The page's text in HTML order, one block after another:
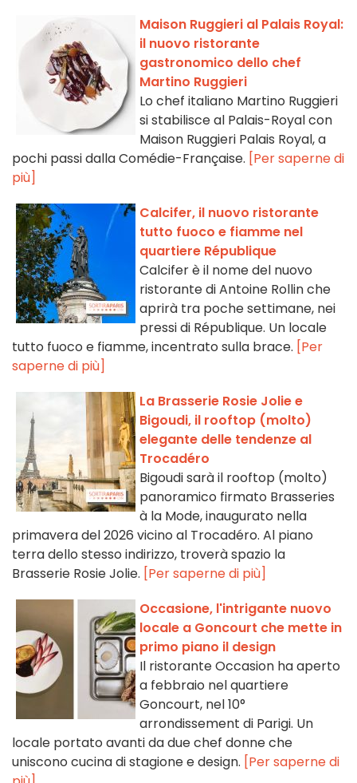
Maison Ruggieri al Palais Royal:
il nuovo ristorante
gastronomico dello chef
Martino Ruggieri
Lo chef italiano Martino Ruggieri
si stabilisce al Palais-Royal con
Maison Ruggieri Palais Royal, a
pochi passi dalla Comédie-Française. [Per saperne di
più]
Calcifer, il nuovo ristorante
tutto fuoco e fiamme nel
quartiere République
Calcifer è il nome del nuovo
ristorante di Antoine Rollin che
aprirà tra poche settimane, nei
pressi di République. Un locale
tutto fuoco e fiamme, incentrato sulla brace. [Per
saperne di più]
La Brasserie Rosie Jolie e
Bigoudi, il rooftop (molto)
elegante delle tendenze al
Trocadéro
Bigoudi sarà il rooftop (molto)
panoramico firmato Brasseries
à la Mode, inaugurato nella
primavera del 2026 vicino al Trocadéro. Al piano
terra dello stesso indirizzo, troverà spazio la
Brasserie Rosie Jolie. [Per saperne di più]
Occasione, l'intrigante nuovo
locale a Goncourt che mette in
primo piano il design
Il ristorante Occasion ha aperto
a febbraio nel quartiere
Goncourt, nel 10°
arrondissement di Parigi. Un
locale portato avanti da due chef donne che
uniscono cucina di stagione e design. [Per saperne di